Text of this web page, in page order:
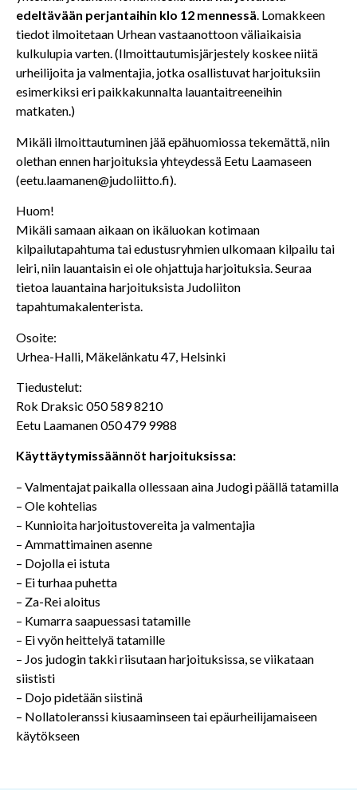
edeltävään perjantaihin klo 12 mennessä. Lomakkeen
tiedot ilmoitetaan Urhean vastaanottoon väliaikaisia
kulkulupia varten. (Ilmoittautumisjärjestely koskee niitä
urheilijoita ja valmentajia, jotka osallistuvat harjoituksiin
esimerkiksi eri paikkakunnalta lauantaitreeneihin
matkaten.)
Mikäli ilmoittautuminen jää epähuomiossa tekemättä, niin
olethan ennen harjoituksia yhteydessä Eetu Laamaseen
(eetu.laamanen@judoliitto.fi).
Huom!
Mikäli samaan aikaan on ikäluokan kotimaan
kilpailutapahtuma tai edustusryhmien ulkomaan kilpailu tai
leiri, niin lauantaisin ei ole ohjattuja harjoituksia. Seuraa
tietoa lauantaina harjoituksista Judoliiton
tapahtumakalenterista.
Osoite:
Urhea-Halli, Mäkelänkatu 47, Helsinki
Tiedustelut:
Rok Draksic 050 589 8210
Eetu Laamanen 050 479 9988
Käyttäytymissäännöt harjoituksissa:
– Valmentajat paikalla ollessaan aina Judogi päällä tatamilla
– Ole kohtelias
– Kunnioita harjoitustovereita ja valmentajia
– Ammattimainen asenne
– Dojolla ei istuta
– Ei turhaa puhetta
– Za-Rei aloitus
– Kumarra saapuessasi tatamille
– Ei vyön heittelyä tatamille
– Jos judogin takki riisutaan harjoituksissa, se viikataan
siististi
– Dojo pidetään siistinä
– Nollatoleranssi kiusaaminseen tai epäurheilijamaiseen
käytökseen